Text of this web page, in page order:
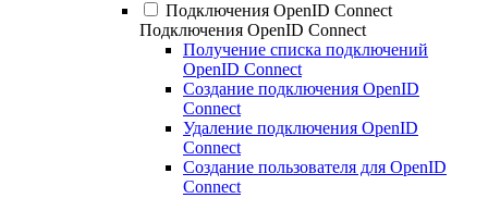
Подключения OpenID Connect
Подключения OpenID Connect
Получение списка подключений
OpenID Connect
Создание подключения OpenID
Connect
Удаление подключения OpenID
Connect
Создание пользователя для OpenID
Connect